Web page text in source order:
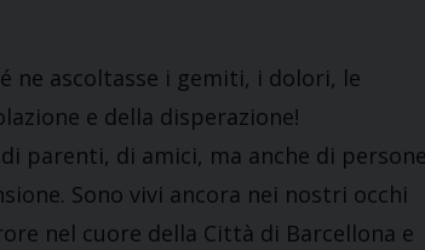
ne ascoltasse i gemiti, i dolori, le
e della disperazione!
parenti, di amici, ma anche di
Sono vivi ancora nei nostri occhi
nel cuore della Città di Barcellona e